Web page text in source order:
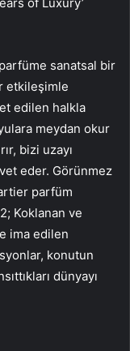
sanatsal bir
etkileşimle
edilen halkla
meydan okur
bizi uzayı
eder. Görünmez
parfüm
Koklanan ve
ima edilen
konutun
dünyayı